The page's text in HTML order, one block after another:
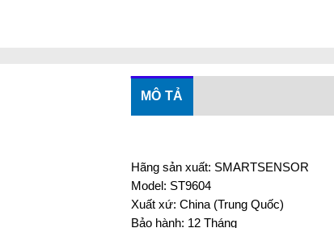
MÔ TẢ
Hãng sản xuất: SMARTSENSOR
Model: ST9604
Xuất xứ: China (Trung Quốc)
Bảo hành: 12 Tháng